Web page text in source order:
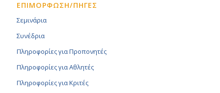
ΕΠΙΜΟΡΦΩΣΗ/ΠΗΓΕΣ
Σεμινάρια
Συνέδρια
Πληροφορίες για Προπονητές
Πληροφορίες για Αθλητές
Πληροφορίες για Κριτές